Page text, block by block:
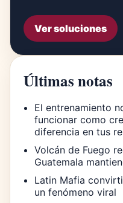
Ver soluciones
Últimas notas
El entrenamiento
funcionar como
diferencia en tus
Volcán de Fuego
Guatemala
Latin Mafia
un fenómeno viral